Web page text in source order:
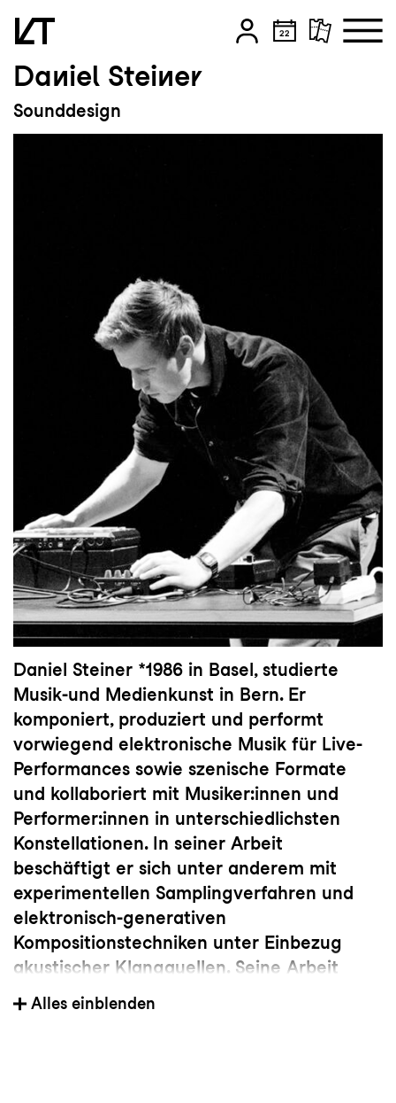
Zum Hauptinhalt springen
Zum Footer springen
Daniel Steiner
Sounddesign
Daniel Steiner *1986 in Basel, studierte
Musik-und Medienkunst in Bern. Er
komponiert, produziert und performt
vorwiegend elektronische Musik für Live-
Performances sowie szenische Formate
und kollaboriert mit Musiker:innen und
Performer:innen in unterschiedlichsten
Konstellationen. In seiner Arbeit
beschäftigt er sich unter anderem mit
experimentellen Samplingverfahren und
elektronisch-generativen
Kompositionstechniken unter Einbezug
akustischer Klangquellen. Seine Arbeit
führte ihn unter anderem ans Schweizer
Theatertreffen, das Dramafest in Mexico
Alles einblenden